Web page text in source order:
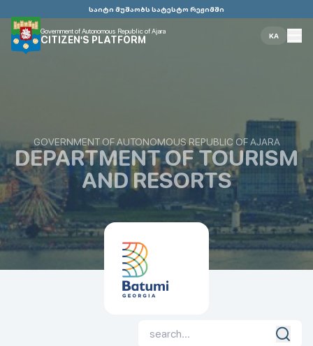
საიტი მუშაობს სატესტო რეჟიმში
Government of Autonomous Republic of Ajara
CITIZEN'S PLATFORM KA
GOVERNMENT OF AUTONOMOUS REPUBLIC OF AJARA
DEPARTMENT OF TOURISM
AND RESORTS